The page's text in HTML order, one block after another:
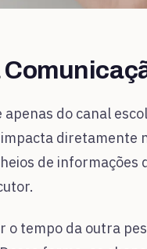
do canal
diretamente
de informações
tempo da outra